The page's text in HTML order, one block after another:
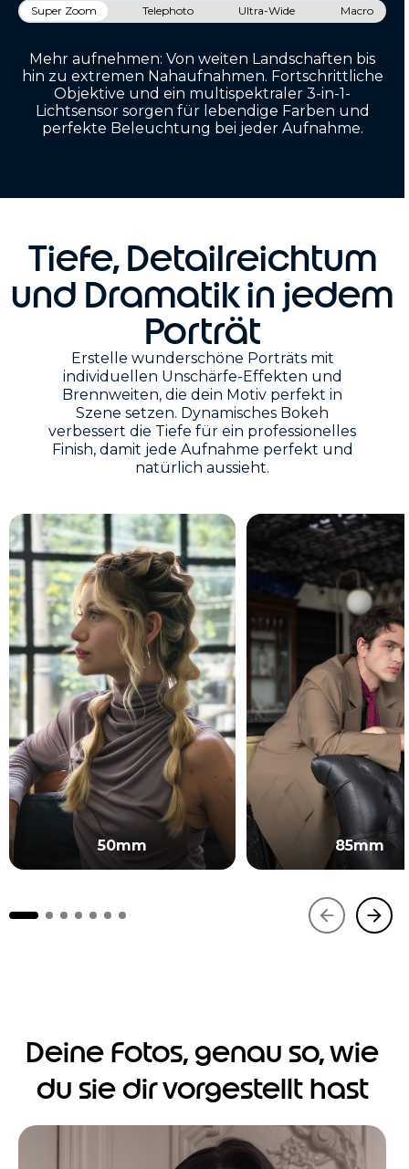
Super Zoom Telephoto Ultra-Wide Macro
Mehr aufnehmen: Von weiten Landschaften bis
hin zu extremen Nahaufnahmen. Fortschrittliche
Objektive und ein multispektraler 3-in-1-
Lichtsensor sorgen für lebendige Farben und
perfekte Beleuchtung bei jeder Aufnahme.
Tiefe, Detailreichtum
und Dramatik in jedem
Porträt
Erstelle wunderschöne Porträts mit
individuellen Unschärfe-Effekten und
Brennweiten, die dein Motiv perfekt in
Szene setzen. Dynamisches Bokeh
verbessert die Tiefe für ein professionelles
Finish, damit jede Aufnahme perfekt und
natürlich aussieht.
50mm 85mm
Deine Fotos, genau so, wie
du sie dir vorgestellt hast